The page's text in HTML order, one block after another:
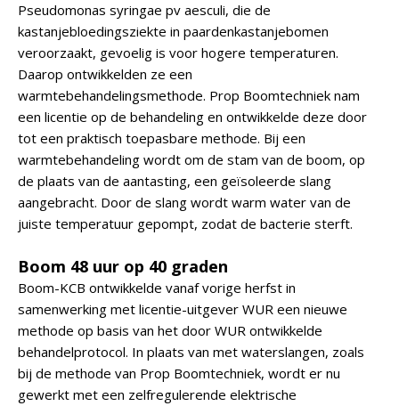
Pseudomonas syringae pv aesculi, die de
kastanjebloedingsziekte in paardenkastanjebomen
veroorzaakt, gevoelig is voor hogere temperaturen.
Daarop ontwikkelden ze een
warmtebehandelingsmethode. Prop Boomtechniek nam
een licentie op de behandeling en ontwikkelde deze door
tot een praktisch toepasbare methode. Bij een
warmtebehandeling wordt om de stam van de boom, op
de plaats van de aantasting, een geïsoleerde slang
aangebracht. Door de slang wordt warm water van de
juiste temperatuur gepompt, zodat de bacterie sterft.
Boom 48 uur op 40 graden
Boom-KCB ontwikkelde vanaf vorige herfst in
samenwerking met licentie-uitgever WUR een nieuwe
methode op basis van het door WUR ontwikkelde
behandelprotocol. In plaats van met waterslangen, zoals
bij de methode van Prop Boomtechniek, wordt er nu
gewerkt met een zelfregulerende elektrische